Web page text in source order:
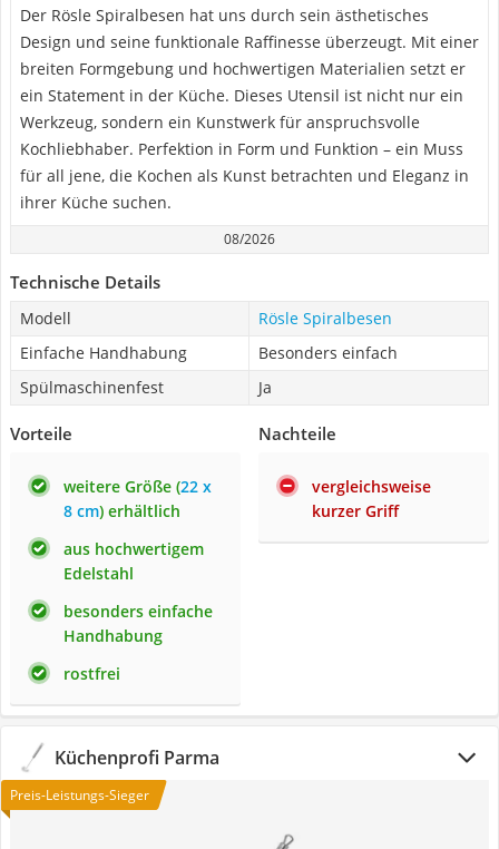
Der Rösle Spiralbesen hat uns durch sein ästhetisches
Design und seine funktionale Raffinesse überzeugt. Mit einer
breiten Formgebung und hochwertigen Materialien setzt er
ein Statement in der Küche. Dieses Utensil ist nicht nur ein
Werkzeug, sondern ein Kunstwerk für anspruchsvolle
Kochliebhaber. Perfektion in Form und Funktion – ein Muss
für all jene, die Kochen als Kunst betrachten und Eleganz in
ihrer Küche suchen.
08/2026
Technische Details
Modell
Rösle Spiralbesen
Einfache Handhabung
Besonders einfach
Spülmaschinenfest
Ja
Vorteile
weitere Größe (22 x
8 cm) erhältlich
aus hochwertigem
Edelstahl
besonders einfache
Handhabung
rostfrei
Nachteile
vergleichsweise
kurzer Griff
Küchenprofi Parma
Preis-Leistungs-Sieger